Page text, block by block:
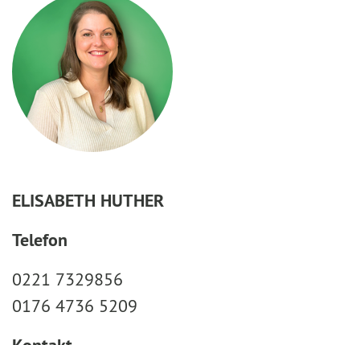
ELISABETH HUTHER
Telefon
0221 7329856
0176 4736 5209